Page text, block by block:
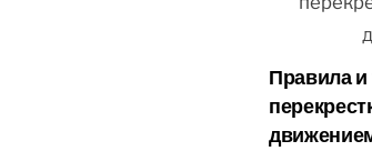
Правила